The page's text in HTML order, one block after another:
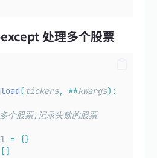
处理多个股票
(tickers, **kwargs):
个股票,记录失败的股票
= {}
[]